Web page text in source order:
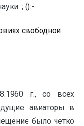
; ():-.
свободной
г., со всех
авиаторы в
было четко